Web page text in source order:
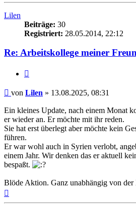
Lilen
Beiträge: 30
Registriert: 28.05.2014, 22:12
Re: Arbeitskollege meiner
Beitrag
von Lilen » 13.08.2025, 08:31
Ein kleines Update, nach einem Monat
er wieder an. Er möchte mit ihr reden.
Sie hat erst überlegt aber möchte kein
führen.
Er war wohl auch in Syrien verlobt,
einem Jahr. Wir denken das er aktuell
bespaßt.
Blöde Aktion. Ganz unabhängig von der